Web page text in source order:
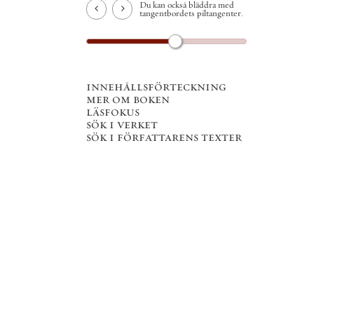
Du kan också bläddra med
tangentbordets piltangenter.
innehållsförteckning
mer om boken
läsfokus
sök i verket
sök i författarens texter